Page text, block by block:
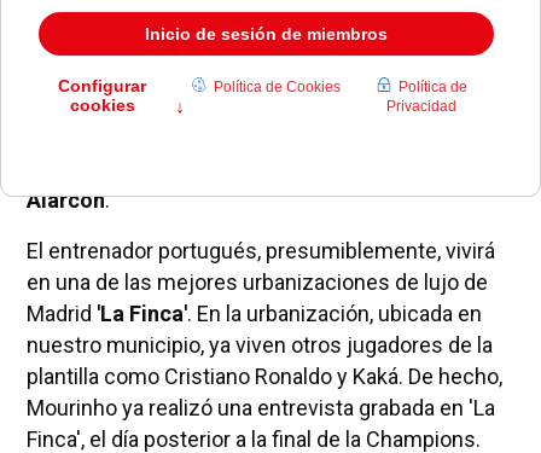
El nuevo entrenador del Real Madrid ya ha llegado a
Alarcón.
El entrenador portugués, presumiblemente, vivirá
en una de las mejores urbanizaciones de lujo de
Madrid 'La Finca'. En la urbanización, ubicada en
nuestro municipio, ya viven otros jugadores de la
plantilla como Cristiano Ronaldo y Kaká. De hecho,
Mourinho ya realizó una entrevista grabada en 'La
Finca', el día posterior a la final de la Champions.